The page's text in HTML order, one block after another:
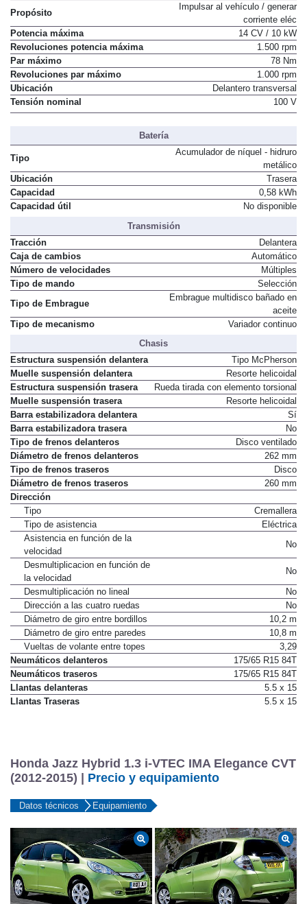
Propósito
Impulsar al vehículo / generar
corriente eléc
Potencia máxima
14 CV / 10 kW
Revoluciones potencia máxima
1.500 rpm
Par máximo
78 Nm
Revoluciones par máximo
1.000 rpm
Ubicación
Delantero transversal
Tensión nominal
100 V
Batería
Tipo
Acumulador de níquel - hidruro
metálico
Ubicación
Trasera
Capacidad
0,58 kWh
Capacidad útil
No disponible
Transmisión
Tracción
Delantera
Caja de cambios
Automático
Número de velocidades
Múltiples
Tipo de mando
Selección
Tipo de Embrague
Embrague multidisco bañado en
aceite
Tipo de mecanismo
Variador continuo
Chasis
Estructura suspensión delantera
Tipo McPherson
Muelle suspensión delantera
Resorte helicoidal
Estructura suspensión trasera
Rueda tirada con elemento torsional
Muelle suspensión trasera
Resorte helicoidal
Barra estabilizadora delantera
Sí
Barra estabilizadora trasera
No
Tipo de frenos delanteros
Disco ventilado
Diámetro de frenos delanteros
262 mm
Tipo de frenos traseros
Disco
Diámetro de frenos traseros
260 mm
Dirección
Tipo
Cremallera
Tipo de asistencia
Eléctrica
Asistencia en función de la
velocidad
No
Desmultiplicacion en función de
la velocidad
No
Desmultiplicación no lineal
No
Dirección a las cuatro ruedas
No
Diámetro de giro entre bordillos
10,2 m
Diámetro de giro entre paredes
10,8 m
Vueltas de volante entre topes
3,29
Neumáticos delanteros
175/65 R15 84T
Neumáticos traseros
175/65 R15 84T
Llantas delanteras
5.5 x 15
Llantas Traseras
5.5 x 15
Honda Jazz Hybrid 1.3 i-VTEC IMA Elegance CVT
(2012-2015) | Precio y equipamiento
Datos técnicos Equipamiento